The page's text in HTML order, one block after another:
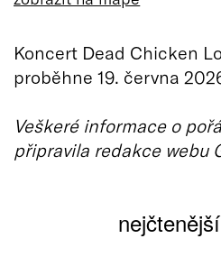
Koncert Dead Chicken
proběhne 19. června
Veškeré informace o
připravila redakce webu